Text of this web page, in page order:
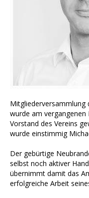
Mitgliederversammlung
wurde am
Vorstand des Vereins
wurde einstimmig
Der gebürtige
selbst noch aktiver
übernimmt damit das
erfolgreiche Arbeit